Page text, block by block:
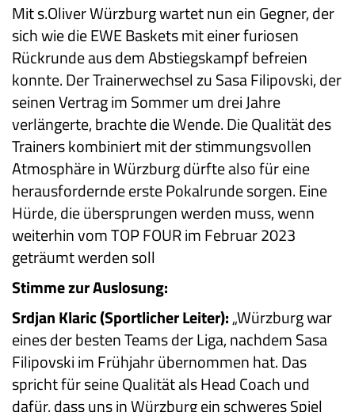
Mit s.Oliver Würzburg wartet nun ein Gegner, der
sich wie die EWE Baskets mit einer furiosen
Rückrunde aus dem Abstiegskampf befreien
konnte. Der Trainerwechsel zu Sasa Filipovski, der
seinen Vertrag im Sommer um drei Jahre
verlängerte, brachte die Wende. Die Qualität des
Trainers kombiniert mit der stimmungsvollen
Atmosphäre in Würzburg dürfte also für eine
herausfordernde erste Pokalrunde sorgen. Eine
Hürde, die übersprungen werden muss, wenn
weiterhin vom TOP FOUR im Februar 2023
geträumt werden soll
Stimme zur Auslosung:
Srdjan Klaric (Sportlicher Leiter):„Würzburg war
eines der besten Teams der Liga, nachdem Sasa
Filipovski im Frühjahr übernommen hat. Das
spricht für seine Qualität als Head Coach und
dafür, dass uns in Würzburg ein schweres Spiel